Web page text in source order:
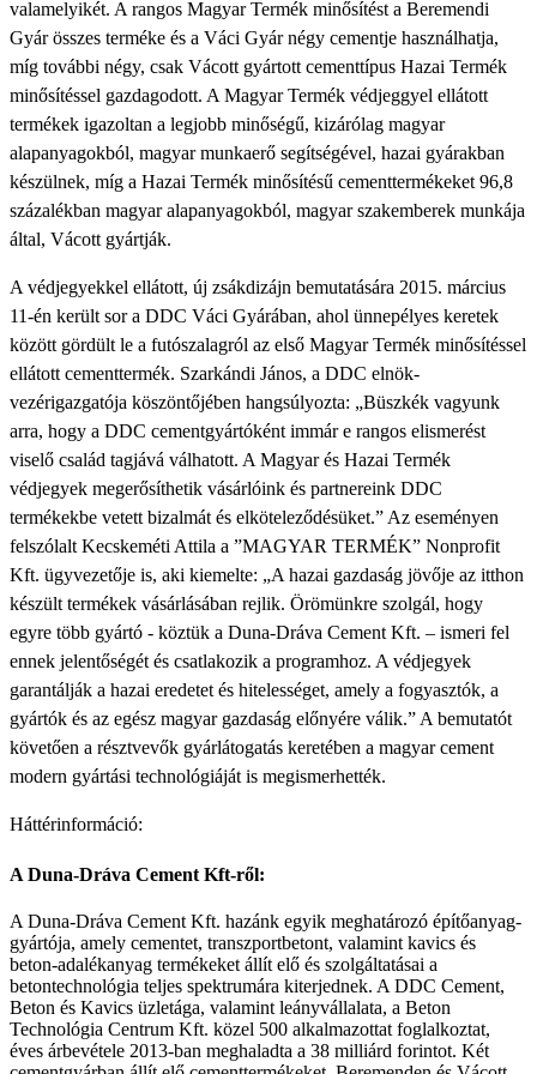
valamelyikét. A rangos Magyar Termék minősítést a Beremendi
Gyár összes terméke és a Váci Gyár négy cementje használhatja,
míg további négy, csak Vácott gyártott cementtípus Hazai Termék
minősítéssel gazdagodott. A Magyar Termék védjeggyel ellátott
termékek igazoltan a legjobb minőségű, kizárólag magyar
alapanyagokból, magyar munkaerő segítségével, hazai gyárakban
készülnek, míg a Hazai Termék minősítésű cementtermékeket 96,8
százalékban magyar alapanyagokból, magyar szakemberek munkája
által, Vácott gyártják.
A védjegyekkel ellátott, új zsákdizájn bemutatására 2015. március
11-én került sor a DDC Váci Gyárában, ahol ünnepélyes keretek
között gördült le a futószalagról az első Magyar Termék minősítéssel
ellátott cementtermék. Szarkándi János, a DDC elnök-
vezérigazgatója köszöntőjében hangsúlyozta: „Büszkék vagyunk
arra, hogy a DDC cementgyártóként immár e rangos elismerést
viselő család tagjává válhatott. A Magyar és Hazai Termék
védjegyek megerősíthetik vásárlóink és partnereink DDC
termékekbe vetett bizalmát és elköteleződésüket.” Az eseményen
felszólalt Kecskeméti Attila a ”MAGYAR TERMÉK” Nonprofit
Kft. ügyvezetője is, aki kiemelte: „A hazai gazdaság jövője az itthon
készült termékek vásárlásában rejlik. Örömünkre szolgál, hogy
egyre több gyártó - köztük a Duna-Dráva Cement Kft. – ismeri fel
ennek jelentőségét és csatlakozik a programhoz. A védjegyek
garantálják a hazai eredetet és hitelességet, amely a fogyasztók, a
gyártók és az egész magyar gazdaság előnyére válik.” A bemutatót
követően a résztvevők gyárlátogatás keretében a magyar cement
modern gyártási technológiáját is megismerhették.
Háttérinformáció:
A Duna-Dráva Cement Kft-ről:
A Duna-Dráva Cement Kft. hazánk egyik meghatározó építőanyag-
gyártója, amely cementet, transzportbetont, valamint kavics és
beton-adalékanyag termékeket állít elő és szolgáltatásai a
betontechnológia teljes spektrumára kiterjednek. A DDC Cement,
Beton és Kavics üzletága, valamint leányvállalata, a Beton
Technológia Centrum Kft. közel 500 alkalmazottat foglalkoztat,
éves árbevétele 2013-ban meghaladta a 38 milliárd forintot. Két